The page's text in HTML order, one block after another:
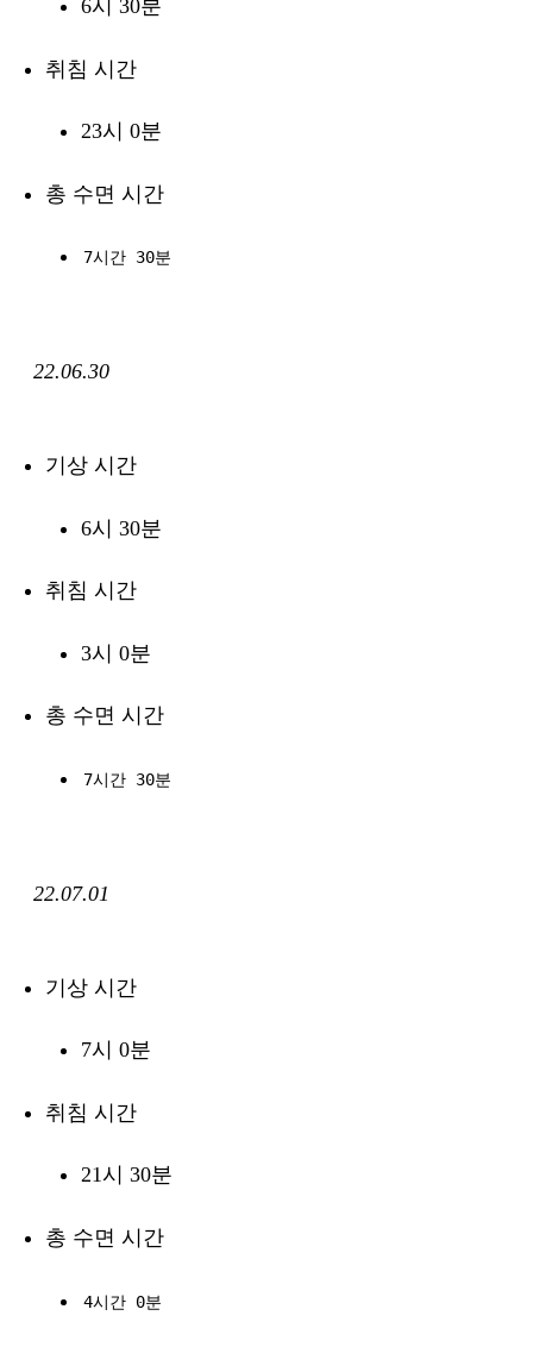
6시 30분
취침 시간
23시 0분
총 수면 시간
7시간 30분
22.06.30
기상 시간
6시 30분
취침 시간
3시 0분
총 수면 시간
7시간 30분
22.07.01
기상 시간
7시 0분
취침 시간
21시 30분
총 수면 시간
4시간 0분